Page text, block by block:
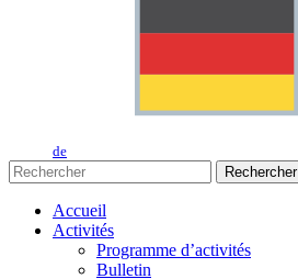
de
Rechercher
Accueil
Activités
Programme d’activités
Bulletin